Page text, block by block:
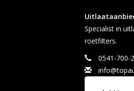
Specialist in
roetfilters.
0541-700-